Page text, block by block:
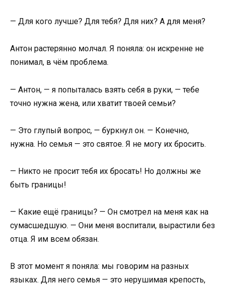
— Для кого лучше? Для тебя? Для них? А для меня?
Антон растерянно молчал. Я поняла: он искренне не
понимал, в чём проблема.
— Антон, — я попыталась взять себя в руки, — тебе
точно нужна жена, или хватит твоей семьи?
— Это глупый вопрос, — буркнул он. — Конечно,
нужна. Но семья — это святое. Я не могу их бросить.
— Никто не просит тебя их бросать! Но должны же
быть границы!
— Какие ещё границы? — Он смотрел на меня как на
сумасшедшую. — Они меня воспитали, вырастили без
отца. Я им всем обязан.
В этот момент я поняла: мы говорим на разных
языках. Для него семья — это нерушимая крепость,